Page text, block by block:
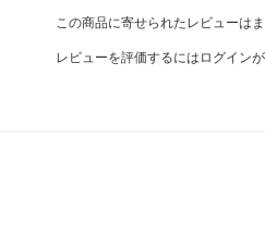
この商品に寄せられたレビューはま
レビューを評価するには ログイン